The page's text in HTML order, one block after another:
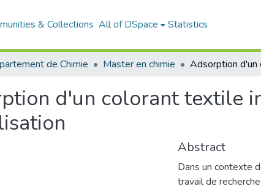
& Collections All of DSpace Statistics
de Chimie Master en chimie
d'un colorant textile
Abstract
Dans un contexte
travail de